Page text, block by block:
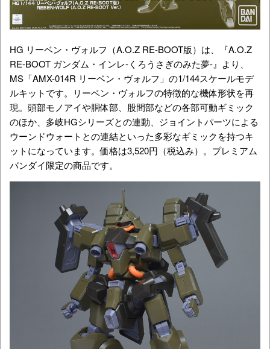
HG リーベン・ヴォルフ（A.O.Z RE-BOOT版）は、『A.O.Z
RE-BOOT ガンダム・インレ-くろうさぎのみた夢-』より、
MS「AMX-014R リーベン・ヴォルフ」の1/144スケールモデ
ルキットです。リーベン・ヴォルフの特徴的な機体形状を再
現。頭部モノアイや胴体部、股間部などの各部可動ギミック
のほか、多岐HGシリーズとの連動、ジョイントパーツによる
ウーンドウォートとの連結といった多彩なギミックを持つキ
ットになっています。価格は3,520円 （税込み）。プレミアム
バンダイ限定の商品です。